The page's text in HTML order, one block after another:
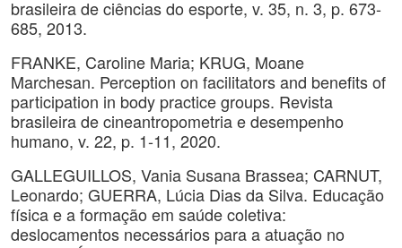
brasileira de ciências do esporte, v. 35, n. 3, p. 673-
685, 2013.
FRANKE, Caroline Maria; KRUG, Moane
Marchesan. Perception on facilitators and benefits of
participation in body practice groups. Revista
brasileira de cineantropometria e desempenho
humano, v. 22, p. 1-11, 2020.
GALLEGUILLOS, Vania Susana Brassea; CARNUT,
Leonardo; GUERRA, Lúcia Dias da Silva. Educação
física e a formação em saúde coletiva:
deslocamentos necessários para a atuação no